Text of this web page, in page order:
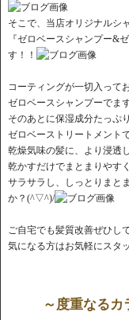
そこで、当店オリジナルシ
『ゼロベースシャンプー&
す！！
コーティングが一切入って
ゼロベースシャンプーでま
そのあとに保湿成分たっぷ
ゼロベーストリートメント
乾燥気味の髪に、より浸透
乾かすだけでまとまりやす
サラサラし、しっとりまと
か？(^▽^)/
ご自宅でも髪質改善ぜひし
気になる方はお気軽にスタ
～度重なるカ